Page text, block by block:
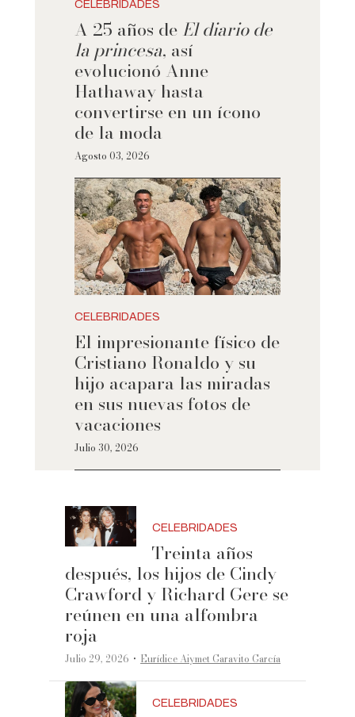
CELEBRIDADES
A 25 años de El diario de
la princesa, así
evolucionó Anne
Hathaway hasta
convertirse en un ícono
de la moda
Agosto 03, 2026
CELEBRIDADES
El impresionante físico de
Cristiano Ronaldo y su
hijo acapara las miradas
en sus nuevas fotos de
vacaciones
Julio 30, 2026
CELEBRIDADES
Treinta años
después, los hijos de Cindy
Crawford y Richard Gere se
reúnen en una alfombra
roja
Julio 29, 2026 ·Eurídice Aiymet Garavito García
CELEBRIDADES